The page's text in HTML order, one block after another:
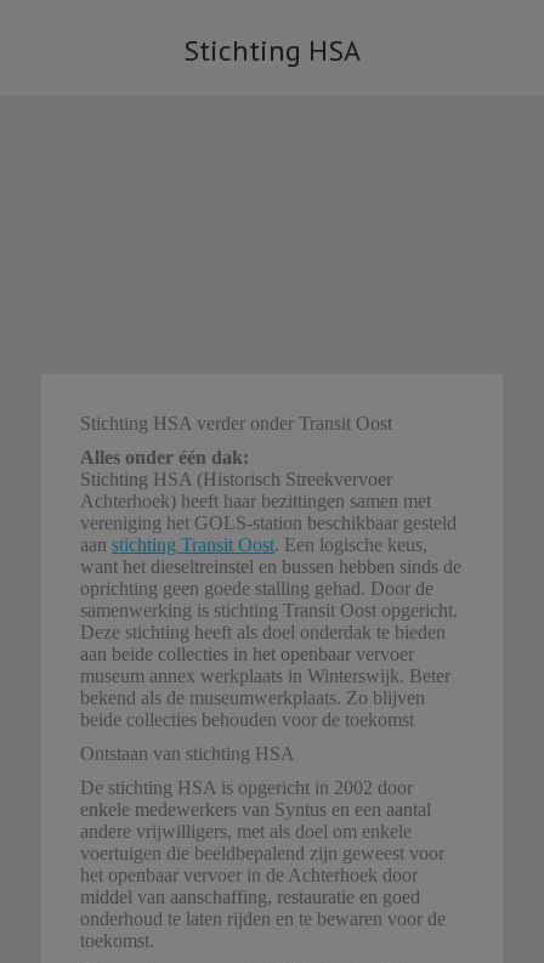
Stichting HSA
Stichting HSA verder onder Transit Oost
Alles onder één dak:
Stichting HSA (Historisch Streekvervoer
Achterhoek) heeft haar bezittingen samen met
vereniging het GOLS-station beschikbaar gesteld
aan stichting Transit Oost. Een logische keus,
want het dieseltreinstel en bussen hebben sinds de
oprichting geen goede stalling gehad. Door de
samenwerking is stichting Transit Oost opgericht.
Deze stichting heeft als doel onderdak te bieden
aan beide collecties in het openbaar vervoer
museum annex werkplaats in Winterswijk. Beter
bekend als de museumwerkplaats. Zo blijven
beide collecties behouden voor de toekomst
Ontstaan van stichting HSA
De stichting HSA is opgericht in 2002 door
enkele medewerkers van Syntus en een aantal
andere vrijwilligers, met als doel om enkele
voertuigen die beeldbepalend zijn geweest voor
het openbaar vervoer in de Achterhoek door
middel van aanschaffing, restauratie en goed
onderhoud te laten rijden en te bewaren voor de
toekomst.